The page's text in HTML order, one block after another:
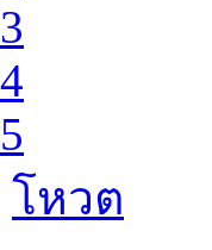
3
4
5
โหวต